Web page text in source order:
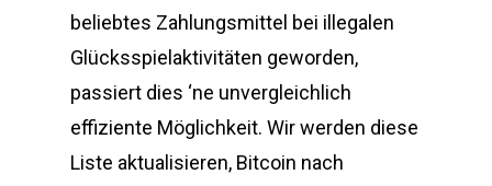
beliebtes Zahlungsmittel bei illegalen
Glücksspielaktivitäten geworden,
passiert dies ‘ne unvergleichlich
effiziente Möglichkeit. Wir werden diese
Liste aktualisieren, Bitcoin nach